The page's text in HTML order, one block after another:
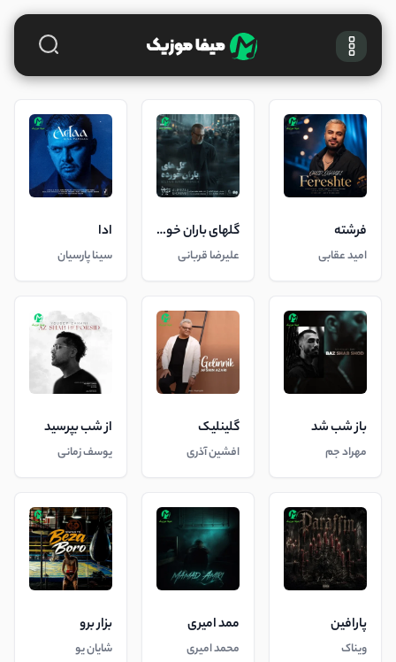
فرشته
امید عقابی
گلهای باران خورده
علیرضا قربانی
ادا
سینا پارسیان
باز شب شد
مهراد جم
گلینلیک
افشین آذری
از شب بپرسید
یوسف زمانی
پارافین
ویناک
ممد امیری
محمد امیری
بزار برو
شایان یو